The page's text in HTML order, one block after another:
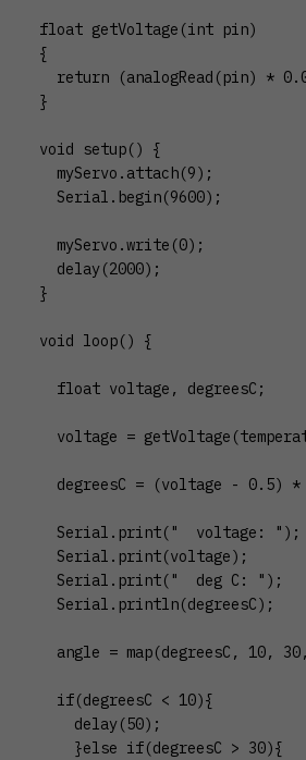
float getVoltage(int pin)
{
return (analogRead(pin) *
}
void setup() {
  myServo.attach(9);
  Serial.begin(9600);
  myServo.write(0);
  delay(2000);
}
void loop() {
  float voltage, degreesC;
voltage =
degreesC = (voltage - 0.5) *
  Serial.print("  voltage: ");
  Serial.print(voltage);
  Serial.print("  deg C: ");
  Serial.println(degreesC);
angle = map(degreesC, 10,
  if(degreesC < 10){
    delay(50);
    }else if(degreesC > 30){